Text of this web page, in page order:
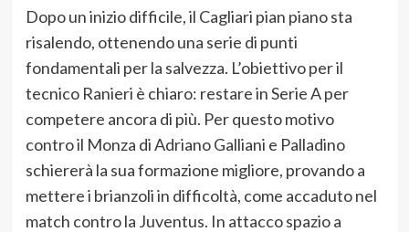
Dopo un inizio difficile, il Cagliari pian piano sta
risalendo, ottenendo una serie di punti
fondamentali per la salvezza. L’obiettivo per il
tecnico Ranieri è chiaro: restare in Serie A per
competere ancora di più. Per questo motivo
contro il Monza di Adriano Galliani e Palladino
schiererà la sua formazione migliore, provando a
mettere i brianzoli in difficoltà, come accaduto nel
match contro la Juventus. In attacco spazio a